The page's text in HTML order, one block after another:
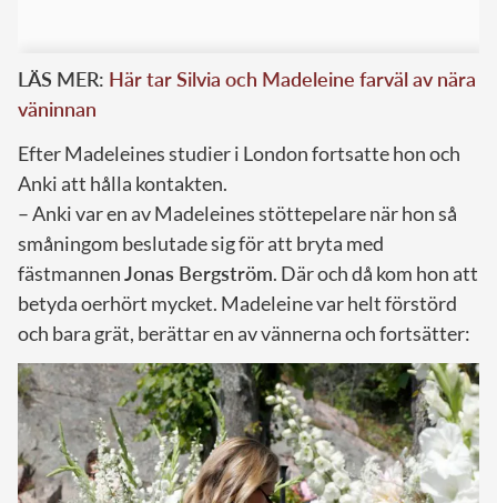
LÄS MER: Här tar Silvia och Madeleine farväl av nära
väninnan
Efter Madeleines studier i London fortsatte hon och
Anki att hålla kontakten.
– Anki var en av Madeleines stöttepelare när hon så
småningom beslutade sig för att bryta med
fästmannenJonas Bergström. Där och då kom hon att
betyda oerhört mycket. Madeleine var helt förstörd
och bara grät, berättar en av vännerna och fortsätter: